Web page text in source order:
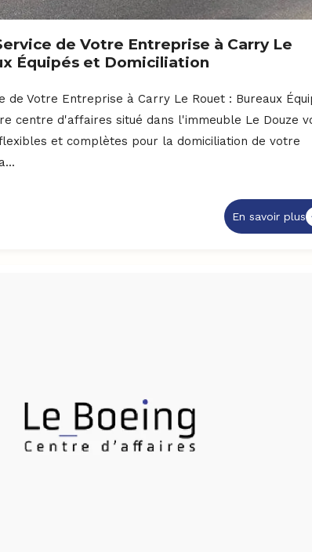
de Votre Entreprise à Carry Le
Équipés et Domiciliation
de Votre Entreprise à Carry Le Rouet : Bureaux
centre d'affaires situé dans l'immeuble Le Douze
et complètes pour la domiciliation de votre
En savoir plus